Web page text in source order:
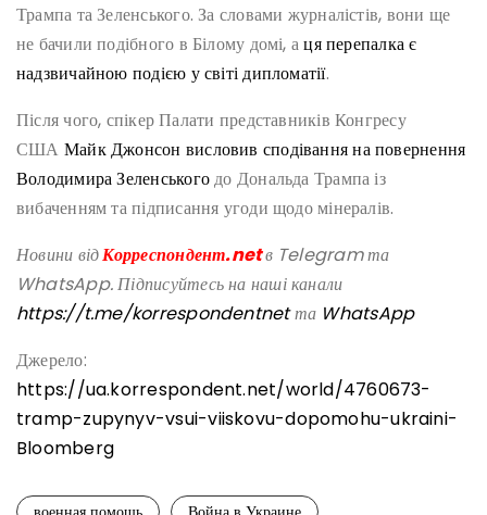
Трампа та Зеленського. За словами журналістів, вони ще
не бачили подібного в Білому домі, аця перепалка є
надзвичайною подією у світі дипломатії.
Після чого, спікер Палати представників Конгресу
США Майк Джонсон висловив сподівання на повернення
Володимира Зеленськогодо Дональда Трампа із
вибаченням та підписання угоди щодо мінералів.
Новини відКорреспондент.netв Telegram та
WhatsApp. Підписуйтесь на наші канали
https://t.me/korrespondentnetта WhatsApp
Джерело:
https://ua.korrespondent.net/world/4760673-
tramp-zupynyv-vsui-viiskovu-dopomohu-ukraini-
Bloomberg